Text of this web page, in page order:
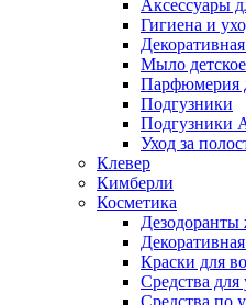
Аксессуары
Гигиена и
Мыло детское
Парфюмерия
Подгузники
Подгузники
Уход за
Клевер
Кимберли
Косметика
Дезодоранты
Краски для
Средства для
Средства по